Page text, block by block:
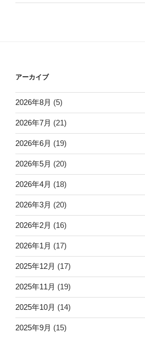
アーカイブ
2026年8月 (5)
2026年7月 (21)
2026年6月 (19)
2026年5月 (20)
2026年4月 (18)
2026年3月 (20)
2026年2月 (16)
2026年1月 (17)
2025年12月 (17)
2025年11月 (19)
2025年10月 (14)
2025年9月 (15)